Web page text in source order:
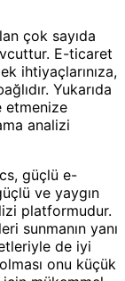
çok sayıda
E-ticaret
ihtiyaçlarınıza,
Yukarıda
etmenize
analizi
güçlü e-
ve yaygın
platformudur.
sunmanın yanı
de iyi
onu küçük